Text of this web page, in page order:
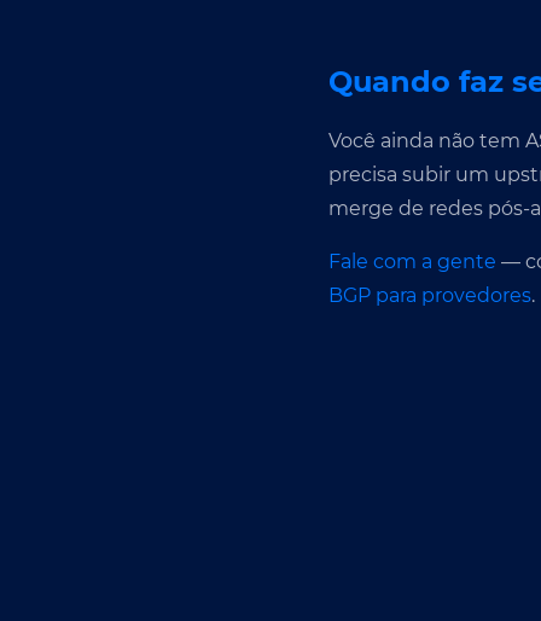
Quando faz
Você ainda não tem
precisa subir um
merge de redes pós-
Fale com a gente —
BGP para provedores.